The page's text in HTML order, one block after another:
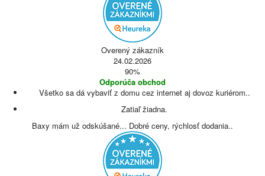
Overený zákazník
24.02.2026
90%
Odporúča obchod
Všetko sa dá vybaviť z domu cez internet aj dovoz kuriérom..
Zatiaľ žiadna.
Baxy mám už odskúšané... Dobré ceny, rýchlosť dodania..